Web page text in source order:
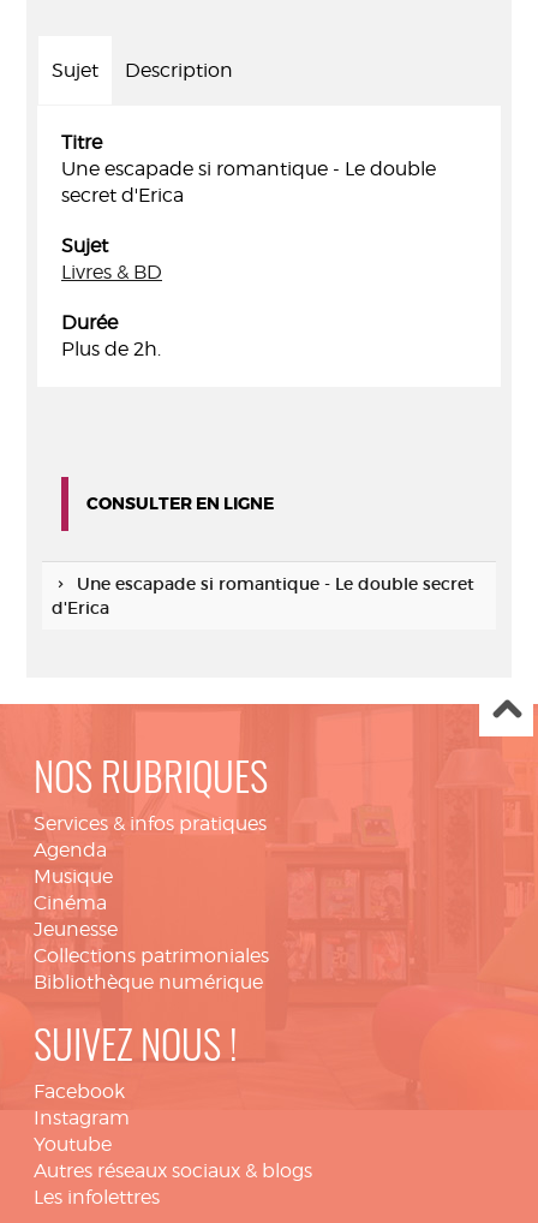
Sujet Description
Titre
Une escapade si romantique - Le double
secret d'Erica
Sujet
Livres & BD
Durée
Plus de 2h.
CONSULTER EN LIGNE
Une escapade si romantique - Le double secret
d'Erica
NOS RUBRIQUES
Services & infos pratiques
Agenda
Musique
Cinéma
Jeunesse
Collections patrimoniales
Bibliothèque numérique
SUIVEZ NOUS !
Facebook
Instagram
Youtube
Autres réseaux sociaux & blogs
Les infolettres